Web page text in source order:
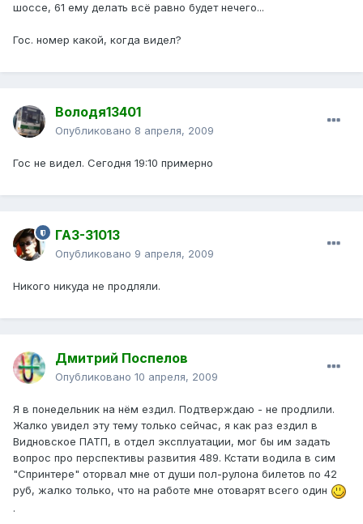
шоссе, 61 ему делать всё равно будет нечего...
Гос. номер какой, когда видел?
Володя13401
Опубликовано 8 апреля, 2009
Гос не видел. Сегодня 19:10 примерно
ГАЗ-31013
Опубликовано 9 апреля, 2009
Никого никуда не продляли.
Дмитрий Поспелов
Опубликовано 10 апреля, 2009
Я в понедельник на нём ездил. Подтверждаю - не продлили.
Жалко увидел эту тему только сейчас, я как раз ездил в
Видновское ПАТП, в отдел эксплуатации, мог бы им задать
вопрос про перспективы развития 489. Кстати водила в сим
"Спринтере" оторвал мне от души пол-рулона билетов по 42
руб, жалко только, что на работе мне отоварят всего один
.